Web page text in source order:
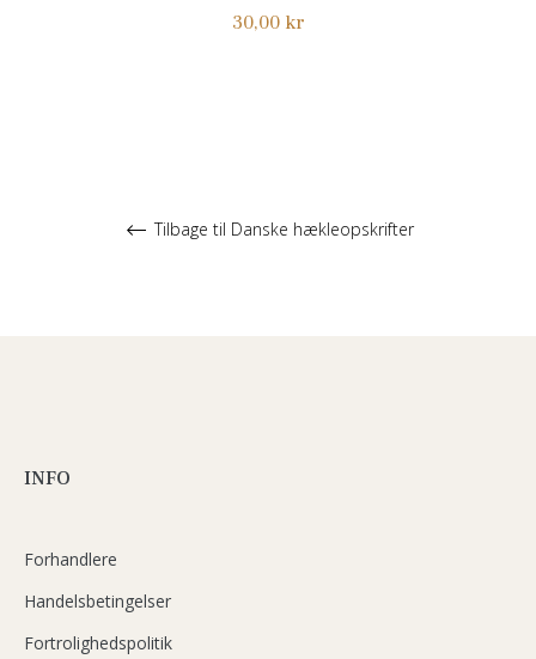
Normalpris
30,00 kr
Tilbage til Danske hækleopskrifter
INFO
Forhandlere
Handelsbetingelser
Fortrolighedspolitik